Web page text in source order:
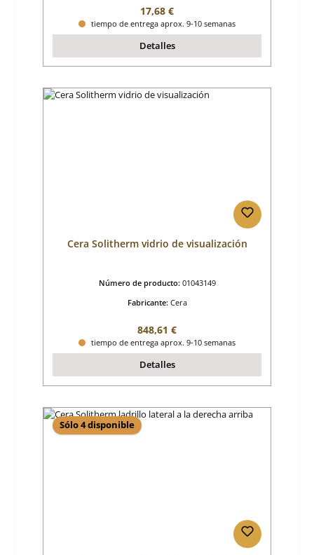
Precio normal:
17,68 €
tiempo de entrega aprox. 9-10 semanas
Detalles
Cera Solitherm vidrio de visualización
Número de producto: 01043149
Fabricante: Cera
Precio normal:
848,61 €
tiempo de entrega aprox. 9-10 semanas
Detalles
Sólo 4 disponible